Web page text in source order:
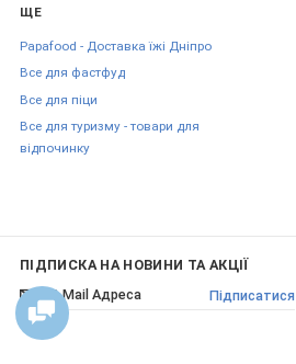
ЩЕ
Papafood - Доставка їжі Дніпро
Все для фастфуд
Все для піци
Все для туризму - товари для
відпочинку
ПІДПИСКА НА НОВИНИ ТА АКЦІЇ
Підписатися